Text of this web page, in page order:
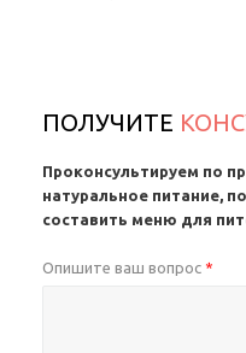
ПОЛУЧИТЕ
Проконсультируем по
натуральное питание,
составить меню для
Опишите ваш вопрос *